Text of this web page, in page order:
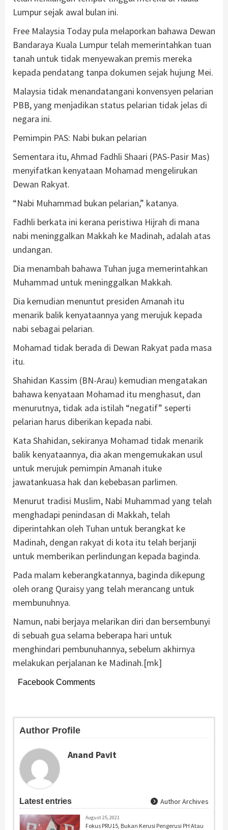
Lumpur sejak awal bulan ini.
Free Malaysia Today pula melaporkan bahawa Dewan
Bandaraya Kuala Lumpur telah memerintahkan tuan
tanah untuk tidak menyewakan premis mereka
kepada pendatang tanpa dokumen sejak hujung Mei.
Malaysia tidak menandatangani konvensyen pelarian
PBB, yang menjadikan status pelarian tidak jelas di
negara ini.
Pemimpin PAS: Nabi bukan pelarian
Sementara itu, Ahmad Fadhli Shaari (PAS-Pasir Mas)
menyifatkan kenyataan Mohamad mengelirukan
Dewan Rakyat.
“Nabi Muhammad bukan pelarian,” katanya.
Fadhli berkata ini kerana peristiwa Hijrah di mana
nabi meninggalkan Makkah ke Madinah, adalah atas
undangan.
Dia menambah bahawa Tuhan juga memerintahkan
Muhammad untuk meninggalkan Makkah.
Dia kemudian menuntut presiden Amanah itu
menarik balik kenyataannya yang merujuk kepada
nabi sebagai pelarian.
Mohamad tidak berada di Dewan Rakyat pada masa
itu.
Shahidan Kassim (BN-Arau) kemudian mengatakan
bahawa kenyataan Mohamad itu menghasut, dan
menurutnya, tidak ada istilah “negatif” seperti
pelarian harus diberikan kepada nabi.
Kata Shahidan, sekiranya Mohamad tidak menarik
balik kenyataannya, dia akan mengemukakan usul
untuk merujuk pemimpin Amanah ituke
jawatankuasa hak dan kebebasan parlimen.
Menurut tradisi Muslim, Nabi Muhammad yang telah
menghadapi penindasan di Makkah, telah
diperintahkan oleh Tuhan untuk berangkat ke
Madinah, dengan rakyat di kota itu telah berjanji
untuk memberikan perlindungan kepada baginda.
Pada malam keberangkatannya, baginda dikepung
oleh orang Quraisy yang telah merancang untuk
membunuhnya.
Namun, nabi berjaya melarikan diri dan bersembunyi
di sebuah gua selama beberapa hari untuk
menghindari pembunuhannya, sebelum akhirnya
melakukan perjalanan ke Madinah.[mk]
Facebook Comments
Author Profile
Anand Pavit
Latest entries Author Archives
August 25, 2021
Fokus PRU15, Bukan Kerusi Pengerusi PH Atau